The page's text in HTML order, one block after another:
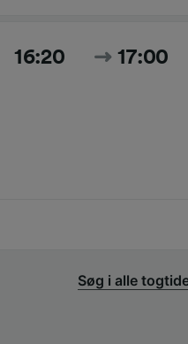
16:20 17:00
Søg i alle